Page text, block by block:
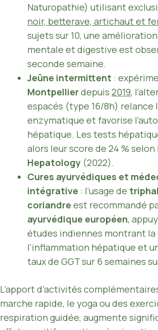
Naturopathie) utilisant
noir, betterave, artichaut et
sujets sur 10, une
mentale et digestive est
seconde semaine.
Jeûne intermittent :
Montpellierdepuis 2019,
espacés (type 16/8h) relance
enzymatique et favorise
hépatique. Les tests
alors leur score de 24 %
Hepatology (2022).
Cures ayurvédiques et
intégrative : l’usage de
coriandre est recommandé
ayurvédique européen,
études indiennes montrant
l’inflammation hépatique et
taux de GGT sur 6 semaines
L’apport d’activités
marche rapide, le yoga ou des
respiration guidée, augmente